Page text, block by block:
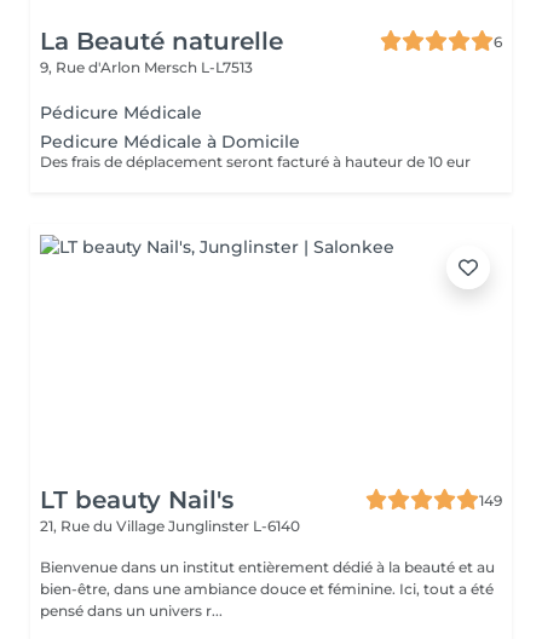
La Beauté naturelle
6
9, Rue d'Arlon Mersch L-L7513
Pédicure Médicale
Pedicure Médicale à Domicile
Des frais de déplacement seront facturé à hauteur de 10 eur
LT beauty Nail's
149
21, Rue du Village Junglinster L-6140
Bienvenue dans un institut entièrement dédié à la beauté et au
bien-être, dans une ambiance douce et féminine. Ici, tout a été
pensé dans un univers r...